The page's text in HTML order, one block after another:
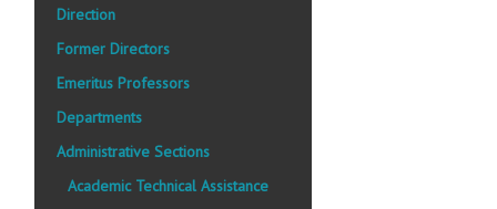
Direction
Former Directors
Emeritus Professors
Departments
Administrative Sections
Academic Technical Assistance